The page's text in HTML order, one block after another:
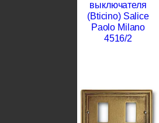
выключателя
(Bticino) Salice
Paolo Milano
4516/2